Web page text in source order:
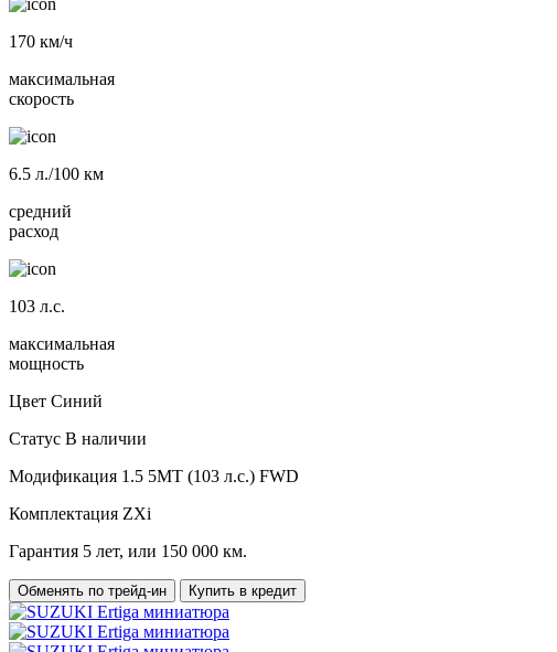
170 км/ч
максимальная
скорость
6.5 л./100 км
средний
расход
103 л.с.
максимальная
мощность
Цвет Синий
Статус В наличии
Модификация 1.5 5MT (103 л.с.) FWD
Комплектация ZXi
Гарантия 5 лет, или 150 000 км.
Обменять по трейд-ин Купить в кредит